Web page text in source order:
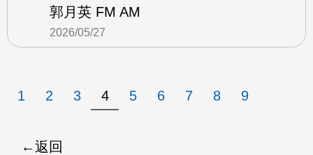
郭月英 FM AM
2026/05/27
1 2 3 4 5 6 7 8 9
返回